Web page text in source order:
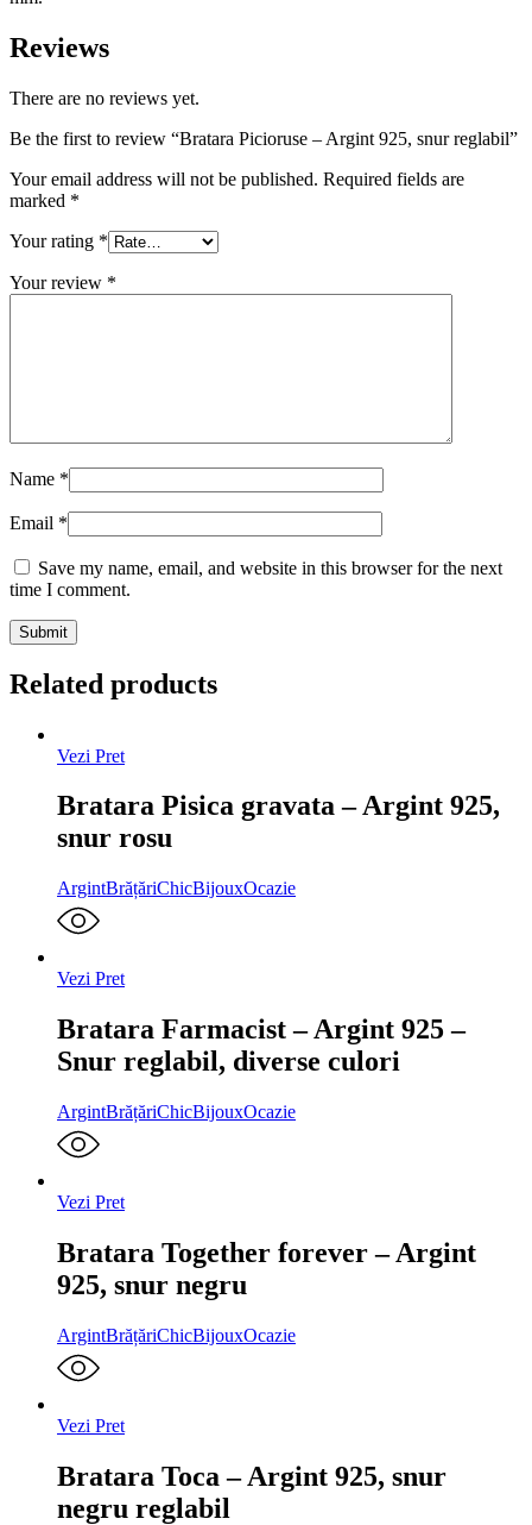
Reviews
There are no reviews yet.
Be the first to review “Bratara Picioruse – Argint 925, snur reglabil”
Your email address will not be published. Required fields are
marked *
Your rating *
Your review *
Name *
Email *
Save my name, email, and website in this browser for the next
time I comment.
Related products
Vezi Pret
Bratara Pisica gravata – Argint 925,
snur rosu
ArgintBrățăriChicBijouxOcazie
Vezi Pret
Bratara Farmacist – Argint 925 –
Snur reglabil, diverse culori
ArgintBrățăriChicBijouxOcazie
Vezi Pret
Bratara Together forever – Argint
925, snur negru
ArgintBrățăriChicBijouxOcazie
Vezi Pret
Bratara Toca – Argint 925, snur
negru reglabil